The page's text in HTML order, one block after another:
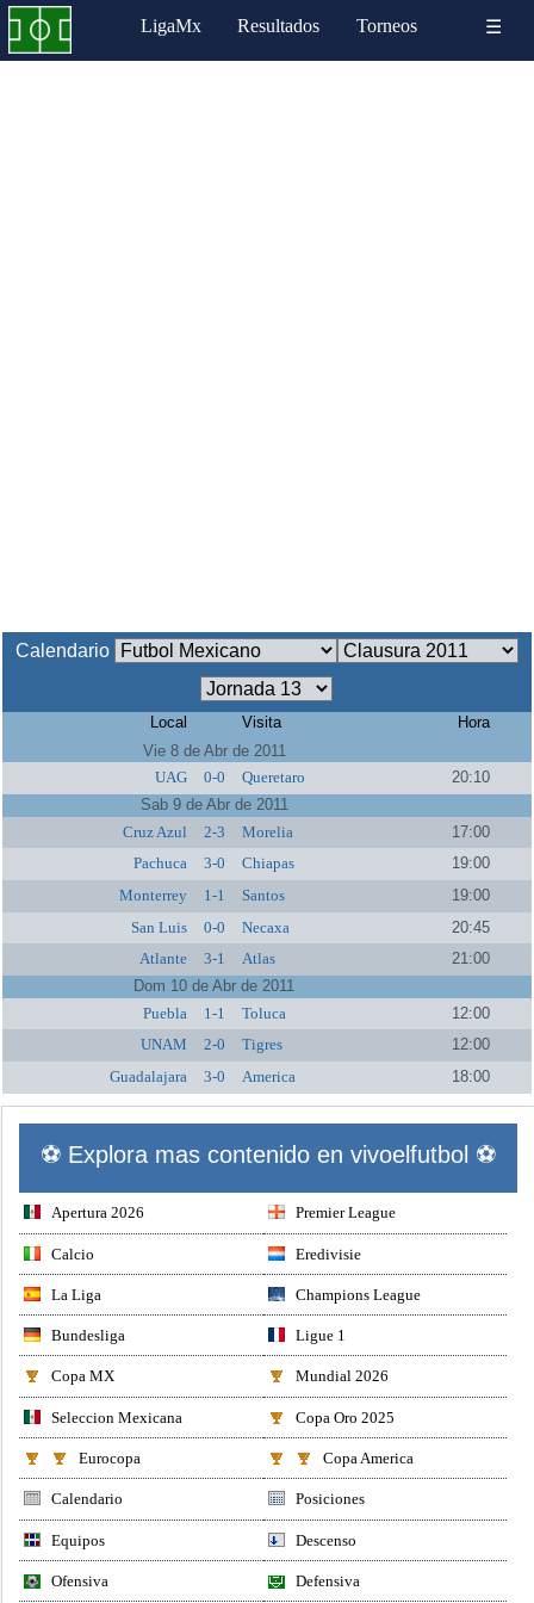
LigaMx Resultados Torneos ☰
Calendario
Local Visita
Hora
Vie 8 de Abr de 2011
UAG
0-0 Queretaro
20:10
Sab 9 de Abr de 2011
Cruz Azul
2-3 Morelia
17:00
Pachuca
3-0 Chiapas
19:00
Monterrey
1-1 Santos
19:00
San Luis
0-0 Necaxa
20:45
Atlante
3-1 Atlas
21:00
Dom 10 de Abr de 2011
Puebla
1-1 Toluca
12:00
UNAM
2-0 Tigres
12:00
Guadalajara
3-0 America 18:00
⚽ Explora mas contenido en vivoelfutbol ⚽
Apertura 2026 Premier League
Calcio Eredivisie
La Liga Champions League
Bundesliga Ligue 1
Copa MX Mundial 2026
Seleccion Mexicana Copa Oro 2025
Eurocopa Copa America
Calendario Posiciones
Equipos Descenso
Ofensiva Defensiva